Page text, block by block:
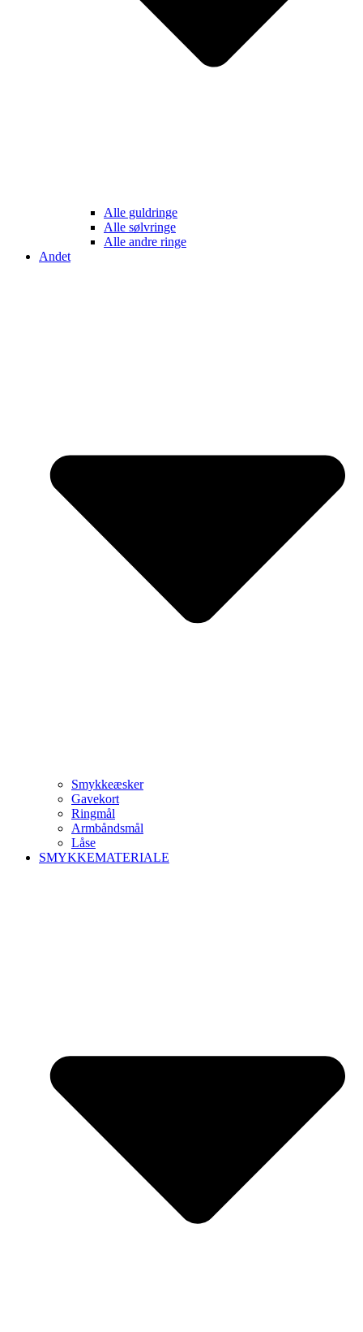
Alle guldringe
Alle sølvringe
Alle andre ringe
Andet
Smykkeæsker
Gavekort
Ringmål
Armbåndsmål
Låse
SMYKKEMATERIALE